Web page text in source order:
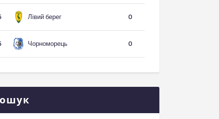
Лівий берег 0
Чорноморець 0